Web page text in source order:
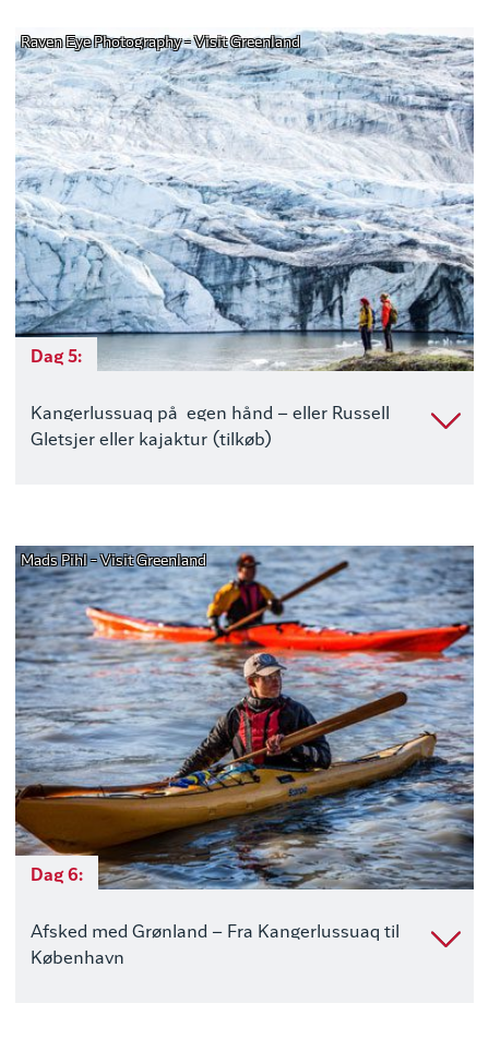
Raven Eye Photography - Visit Greenland
Dag 5:
Kangerlussuaq på egen hånd – eller Russell
Gletsjer eller kajaktur (tilkøb)
Mads Pihl - Visit Greenland
Dag 6:
Afsked med Grønland – Fra Kangerlussuaq til
København